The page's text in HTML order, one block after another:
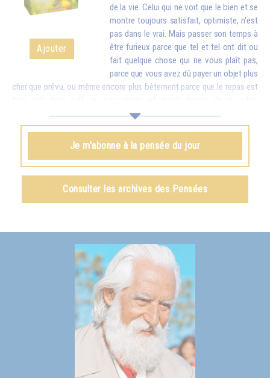
Ajouter
de la vie. Celui qui ne voit que le bien et se
montre toujours satisfait, optimiste, n'est
pas dans le vrai. Mais passer son temps à
être furieux parce que tel et tel ont dit ou
fait quelque chose qui ne vous plaît pas,
parce que vous avez dû payer un objet plus
cher que prévu, ou même encore plus bêtement parce que le repas est
inconvénients comme si c'étaient des catastrophes, cela finit par vous
rendre stupide. Mettez donc en balance ces détails avec toutes les
richesses que vous apporte la vie. Quand vous vous apercevrez que,
pour de petites contrariétés, vous êtes prêt à oublier combien il y a de
choses belles et bonnes dans le monde et à troubler la vie de votre
Omraam Mikhaël Aïvanhov
Je m'abonne à la pensée du jour
Consulter les archives des Pensées